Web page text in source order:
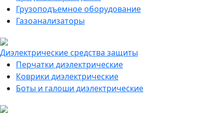
Грузоподъемное оборудование
Газоанализаторы
Диэлектрические средства защиты
Перчатки диэлектрические
Коврики диэлектрические
Боты и галоши диэлектрические